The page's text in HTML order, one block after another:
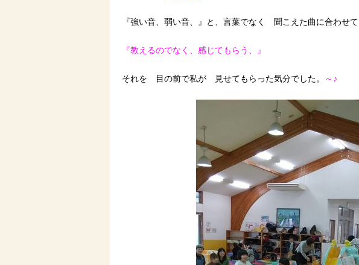
『強い音、弱い音、』と、言葉でなく 聞こえた曲に合わせて
『教えるのでなく、感じてもらう、』
それを 目の前で私が 見せてもらった気分でした。 ～♪